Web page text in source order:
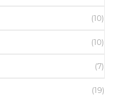
(10)
(10)
(7)
(19)